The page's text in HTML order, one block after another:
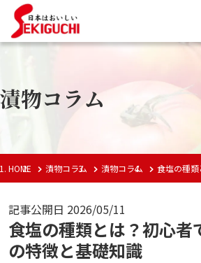
漬物コラム
HOME 漬物コラム 漬物コラム 食塩の種
記事公開日 2026/05/11
食塩の種類とは？初心者
の特徴と基礎知識